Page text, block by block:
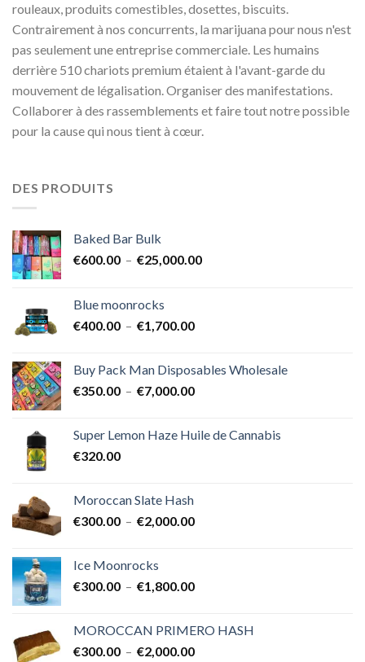
rouleaux, produits comestibles, dosettes, biscuits.
Contrairement à nos concurrents, la marijuana pour nous n'est
pas seulement une entreprise commerciale. Les humains
derrière 510 chariots premium étaient à l'avant-garde du
mouvement de légalisation. Organiser des manifestations.
Collaborer à des rassemblements et faire tout notre possible
pour la cause qui nous tient à cœur.
DES PRODUITS
Baked Bar Bulk
€600.00 – €25,000.00Plage
Blue moonrocks
€400.00 – €1,700.00Plage
€400.00
à
Buy Pack Man Disposables Wholesale
€350.00 – €7,000.00Plage
€350.00
Super Lemon Haze Huile de Cannabis
€320.00
Moroccan Slate Hash
€300.00 – €2,000.00Plage
à
Ice Moonrocks
€300.00 – €1,800.00Plage
€300.00
à
MOROCCAN PRIMERO HASH
€300.00 – €2,000.00Plage